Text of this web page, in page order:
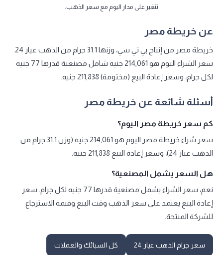
تتغير على مدار اليوم مع سعر الذهب.
عن خريطة مصر
سعر الشراء اليوم هو 214,061 جنيه شامل مصنعية قدرها 77 جنيه
لكل جرام، وسعر إعادة البيع (مختومة) 211,838 جنيه.
أسئلة شائعة عن خريطة مصر
كم سعر خريطة مصر اليوم؟
سعر شراء خريطة مصر اليوم هو 214,061 جنيه (وزن 31.1 جرام من
الذهب عيار 24)، وسعر إعادة البيع 211,838 جنيه.
هل السعر يشمل المصنعية؟
نعم، سعر الشراء يشمل مصنعية قدرها 77 جنيه لكل جرام. سعر
إعادة البيع يعتمد على سعر الذهب وقت البيع وقيمة الاسترجاع
للشركة المنتجة.
سعر جرام الذهب عيار 24 كل السبائك والعملات